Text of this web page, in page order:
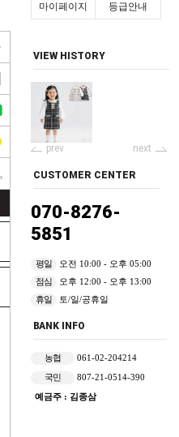
마이페이지 등급안내
VIEW HISTORY
prev next
CUSTOMER CENTER
070-8276-
5851
평일
오전 10:00 - 오후 05:00
점심
오후 12:00 - 오후 13:00
휴일
토/일/공휴일
BANK INFO
농협
061-02-204214
국민
807-21-0514-390
예금주 : 김종삼
품 금액0